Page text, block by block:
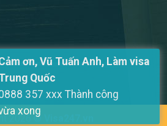
2026 ©
ơn, Vũ Tuấn Anh, Làm visa
Quốc
357 xxx Thành công
xong